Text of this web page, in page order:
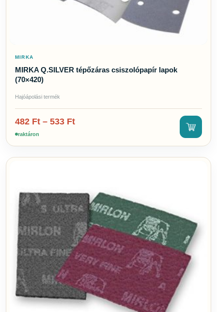
MIRKA
MIRKA Q.SILVER tépőzáras csiszolópapír lapok
(70×420)
Hajóápolási termék
482 Ft – 533 Ft
raktáron